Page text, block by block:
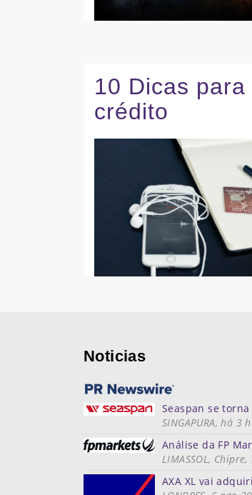
10 Dicas
crédito
Noticias
Seaspan se
SINGAPURA, há 3
Análise da FP
LIMASSOL,
AXA XL vai